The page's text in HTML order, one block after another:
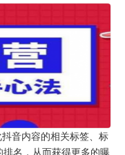
音内容的相关标签、标
名，从而获得更多的曝